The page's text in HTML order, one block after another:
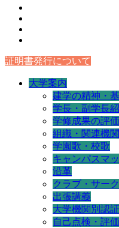
証明書発行について
大学案内
建学の精神・
学長・副学長
学修成果の評
組織・関連機関
学園歌・校歌
キャンパスマ
沿革
クラブ・サー
出張講義
大学機関別認
自己点検・評